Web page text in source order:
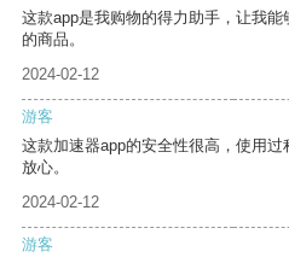
这款app是我购物的得力助手，让我
的商品。
2024-02-12
游客
这款加速器app的安全性很高，使用
放心。
2024-02-12
游客